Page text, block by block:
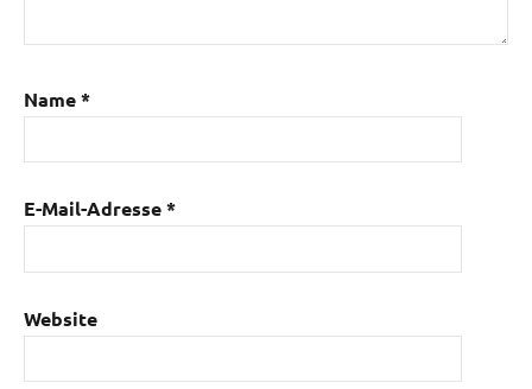
Name*
E-Mail-Adresse*
Website